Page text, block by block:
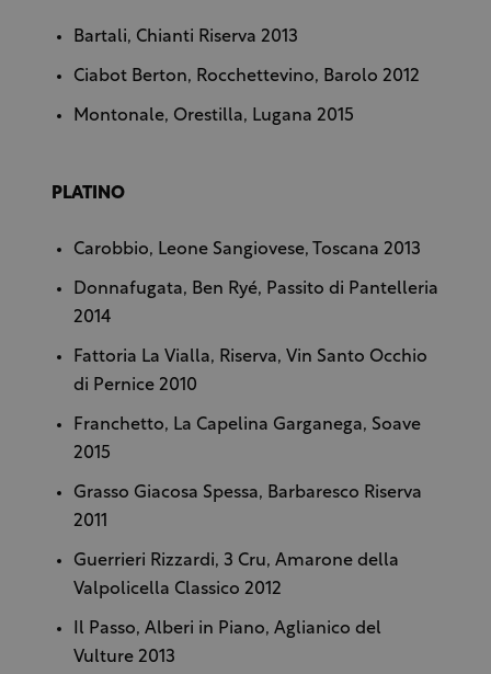
Bartali, Chianti Riserva 2013
Ciabot Berton, Rocchettevino, Barolo 2012
Montonale, Orestilla, Lugana 2015
PLATINO
Carobbio, Leone Sangiovese, Toscana 2013
Donnafugata, Ben Ryé, Passito di Pantelleria
2014
Fattoria La Vialla, Riserva, Vin Santo Occhio
di Pernice 2010
Franchetto, La Capelina Garganega, Soave
2015
Grasso Giacosa Spessa, Barbaresco Riserva
2011
Guerrieri Rizzardi, 3 Cru, Amarone della
Valpolicella Classico 2012
Il Passo, Alberi in Piano, Aglianico del
Vulture 2013